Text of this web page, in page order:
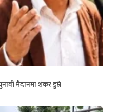
मैदानमा शंकर डुम्रे